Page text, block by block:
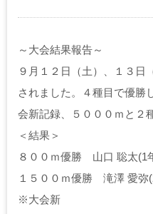
～大会結果報告～
９月１２日（土）、１３日
されました。４種目で優勝
会新記録、５０００ｍと２
＜結果＞
８００ｍ優勝 山口 聡太(1
１５００ｍ優勝 滝澤 愛弥
※大会新